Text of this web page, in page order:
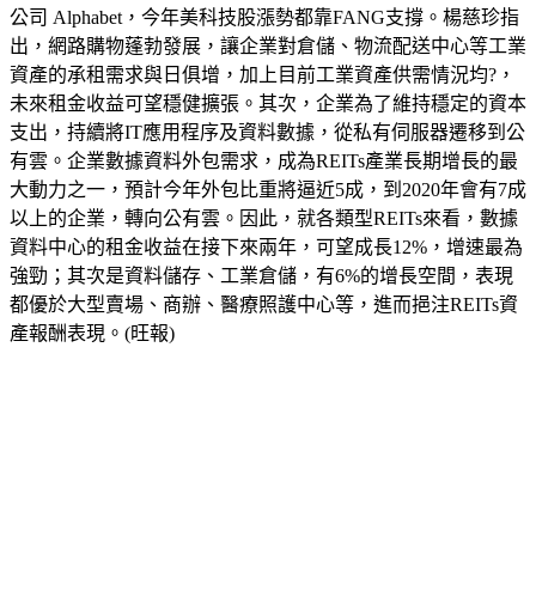
公司 Alphabet，今年美科技股漲勢都靠FANG支撐。楊慈珍指
出，網路購物蓬勃發展，讓企業對倉儲、物流配送中心等工業
資產的承租需求與日俱增，加上目前工業資產供需情況均?，
未來租金收益可望穩健擴張。其次，企業為了維持穩定的資本
支出，持續將IT應用程序及資料數據，從私有伺服器遷移到公
有雲。企業數據資料外包需求，成為REITs產業長期增長的最
大動力之一，預計今年外包比重將逼近5成，到2020年會有7成
以上的企業，轉向公有雲。因此，就各類型REITs來看，數據
資料中心的租金收益在接下來兩年，可望成長12%，增速最為
強勁；其次是資料儲存、工業倉儲，有6%的增長空間，表現
都優於大型賣場、商辦、醫療照護中心等，進而挹注REITs資
產報酬表現。(旺報)